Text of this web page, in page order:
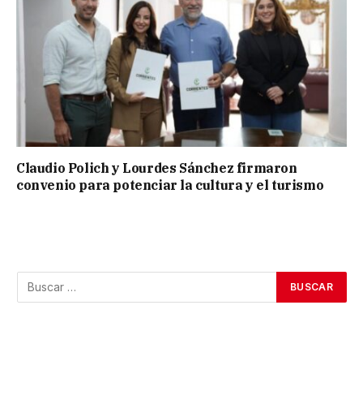
Claudio Polich y Lourdes Sánchez firmaron
convenio para potenciar la cultura y el turismo